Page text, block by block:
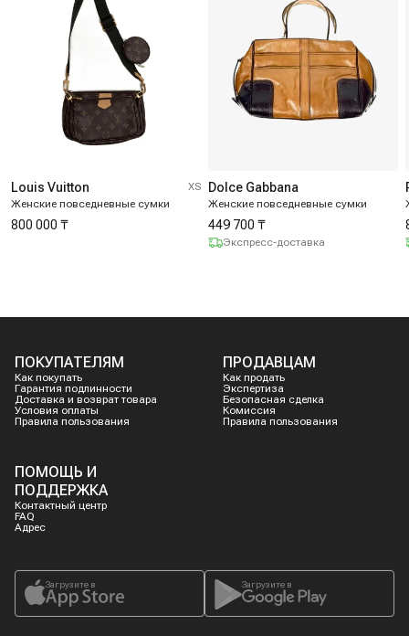
Louis Vuitton
Женские повседневные сумки
XS
800 000 ₸
Dolce Gabbana
Женские повседневные сумки
449 700 ₸
Экспресс-доставка
ПОКУПАТЕЛЯМ
Как покупать
Гарантия подлинности
Доставка и возврат товара
Условия оплаты
Правила пользования
ПРОДАВЦАМ
Как продать
Экспертиза
Безопасная сделка
Комиссия
Правила пользования
ПОМОЩЬ И
ПОДДЕРЖКА
Контактный центр
FAQ
Адрес
Загрузите в Загрузите в